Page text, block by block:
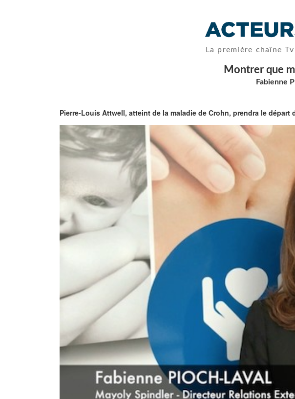
La première chaîne
Montrer que
Fabienne
Pierre-Louis Attwell, atteint de la maladie de Crohn, prendra le